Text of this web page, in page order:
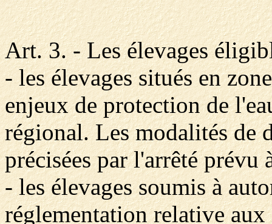
Art. 3. - Les élevages
- les élevages situés en
enjeux de protection de
régional. Les modalités de
précisées par l'arrêté
- les élevages soumis à
réglementation relative